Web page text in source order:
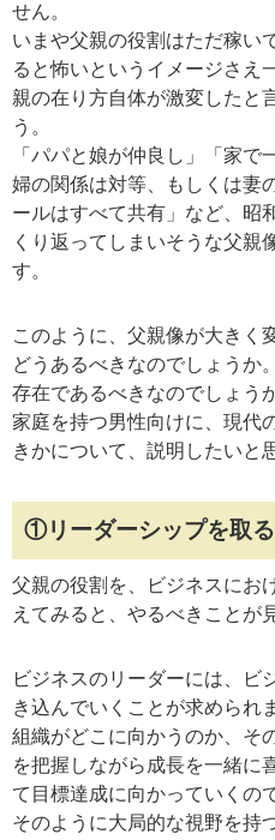
せん。
いまや父親の役割はただ稼い
ると怖いというイメージさえ
親の在り方自体が激変したと
う。
「パパと娘が仲良し」「家
婦の関係は対等、もしくは妻
ールはすべて共有」など、昭
くり返ってしまいそうな父親
す。
このように、父親像が大きく
どうあるべきなのでしょうか
存在であるべきなのでしょうか
家庭を持つ男性向けに、現代
きかについて、説明したいと
①リーダーシップを取る
父親の役割を、ビジネスにお
えてみると、やるべきことが
ビジネスのリーダーには、ビ
き込んでいくことが求められ
組織がどこに向かうのか、そ
を把握しながら成長を一緒に
て目標達成に向かっていくの
そのように大局的な視野を持